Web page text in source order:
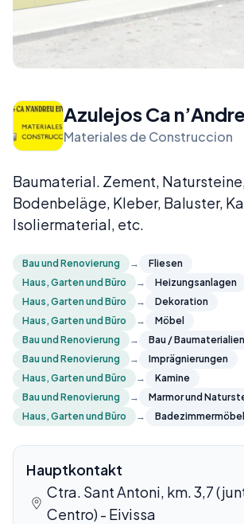
Azulejos Ca
Materiales de Construccion
Baumaterial. Zement,
Bodenbeläge, Kleber, Baluster,
Isoliermaterial, etc.
Bau und Renovierung →
Fliesen
Haus, Garten und Büro
→
Heizungsanlagen
Haus, Garten und Büro
→
Dekoration
Haus, Garten und Büro
→
Möbel
Bau und Renovierung
→
Bau / Baumaterialien
Bau und Renovierung
→
Imprägnierungen
Haus, Garten und Büro
→
Kamine
Bau und Renovierung
→
Marmor und
Haus, Garten und Büro
→ Badezimmermöbel
Hauptkontakt
Ctra. Sant Antoni, km. 3,7
Centro) - Eivissa